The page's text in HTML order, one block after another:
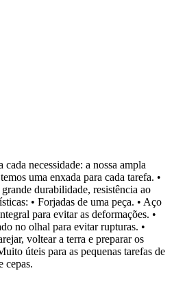
necessidade: a nossa ampla
uma enxada para cada tarefa. •
durabilidade, resistência ao
• Forjadas de uma peça. • Aço
para evitar as deformações. •
no olhal para evitar rupturas. •
voltear a terra e preparar os
úteis para as pequenas tarefas de
cepas.